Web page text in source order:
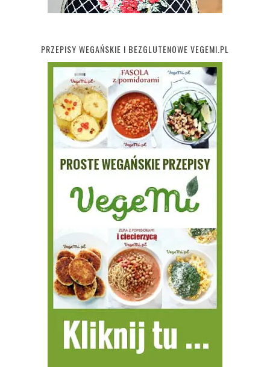
PRZEPISY WEGAŃSKIE I BEZGLUTENOWE VEGEMI.PL